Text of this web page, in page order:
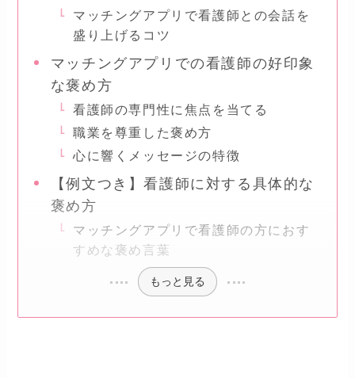
マッチングアプリで看護師との会話を
盛り上げるコツ
マッチングアプリでの看護師の好印象
な褒め方
看護師の専門性に焦点を当てる
職業を尊重した褒め方
心に響くメッセージの特徴
【例文つき】看護師に対する具体的な
褒め方
マッチングアプリで看護師の方におす
すめな褒め言葉
もっと見る